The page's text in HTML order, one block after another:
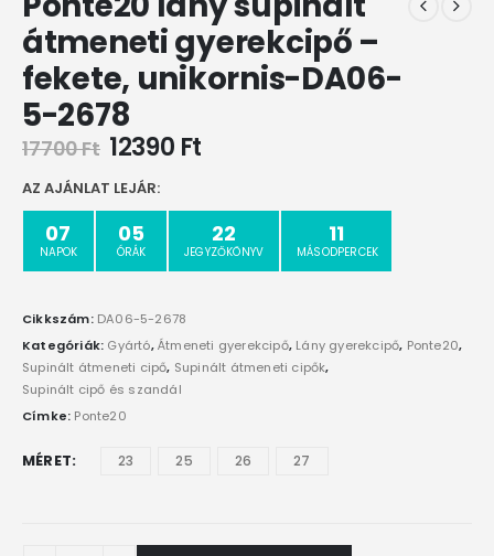
átmeneti gyerekcipő –
fekete, unikornis-DA06-
5-2678
17700Ft 12390 Ft
AZ AJÁNLAT LEJÁR:
07
NAPOK
05
ÓRÁK
22
JEGYZŐKÖNYV
10
MÁSODPERCEK
Cikkszám: DA06-5-2678
Kategóriák: Gyártó,Átmeneti gyerekcipő, Lány gyerekcipő, Ponte20,
Supinált átmeneti cipő, Supinált átmeneti cipők,
Supinált cipő és szandál
Címke: Ponte20
MÉRET 23 25 26 27